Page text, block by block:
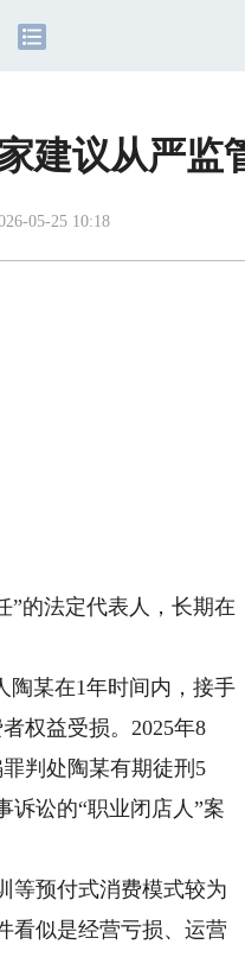
建议从严监
05-25 10:18
的法定代表人，长期在
某在1年时间内，接手
权益受损。2025年8
判处陶某有期徒刑5
诉讼的“职业闭店人”案
预付式消费模式较为
看似是经营亏损、运营